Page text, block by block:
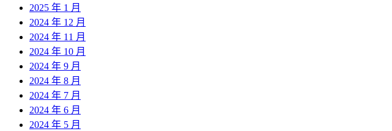
2025 年 1 月
2024 年 12 月
2024 年 11 月
2024 年 10 月
2024 年 9 月
2024 年 8 月
2024 年 7 月
2024 年 6 月
2024 年 5 月